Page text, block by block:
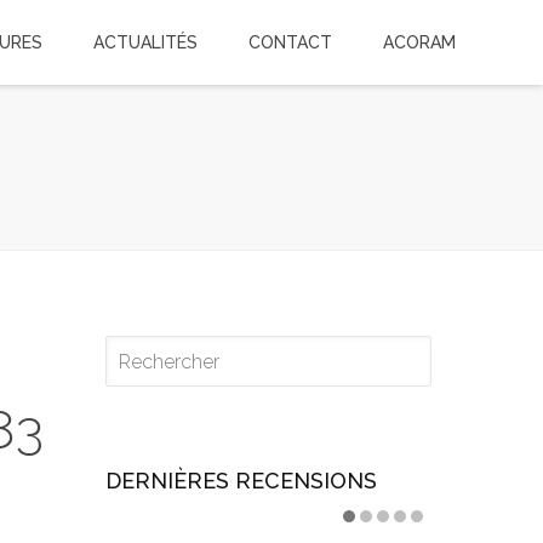
DERNIÈRES RECENSIONS
ACTUALITÉS CONTACT ACORAM